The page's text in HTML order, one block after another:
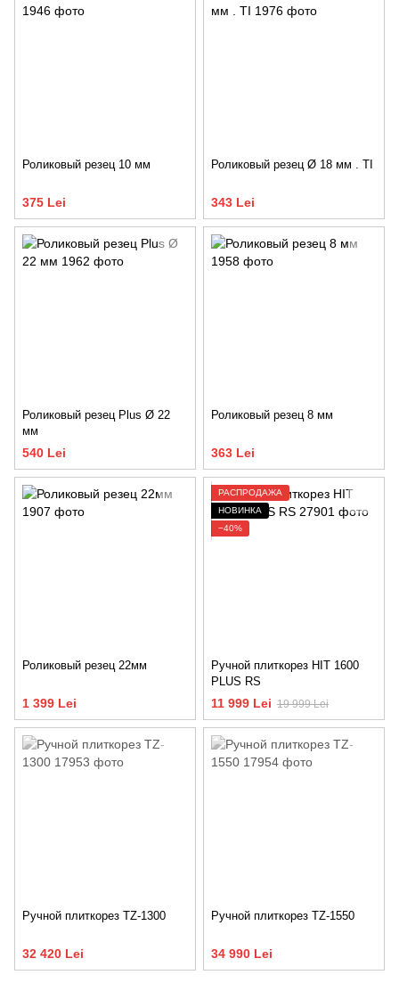
Роликовый резец 10 мм
375 Lei
Роликовый резец Ø 18 мм . TI
343 Lei
Роликовый резец Plus Ø 22
мм
540 Lei
Роликовый резец 8 мм
363 Lei
Роликовый резец 22мм
1 399 Lei
РАСПРОДАЖА
НОВИНКА
−40%
Ручной плиткорез HIT 1600
PLUS RS
11 999 Lei 19 999 Lei
Ручной плиткорез TZ-1300
32 420 Lei
Ручной плиткорез TZ-1550
34 990 Lei